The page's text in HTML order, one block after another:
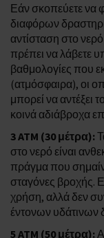
Εάν σκοπεύετε να
διαφόρων
αντίσταση στο
πρέπει να λάβετε
βαθμολογίες που
(ατμόσφαιρα), οι
μπορεί να αντέξει
κοινά αδιάβροχα
3 ATM (30 μέτρα):
στο νερό είναι
πράγμα που
σταγόνες βροχής.
χρήση, αλλά δεν
έντονων υδάτινων
5 ATM (50 μέτρα):